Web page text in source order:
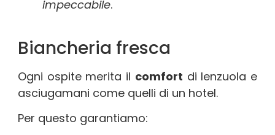
impeccabile.
Biancheria fresca
Ogni ospite merita il comfort di lenzuola e
asciugamani come quelli di un hotel.
Per questo garantiamo: